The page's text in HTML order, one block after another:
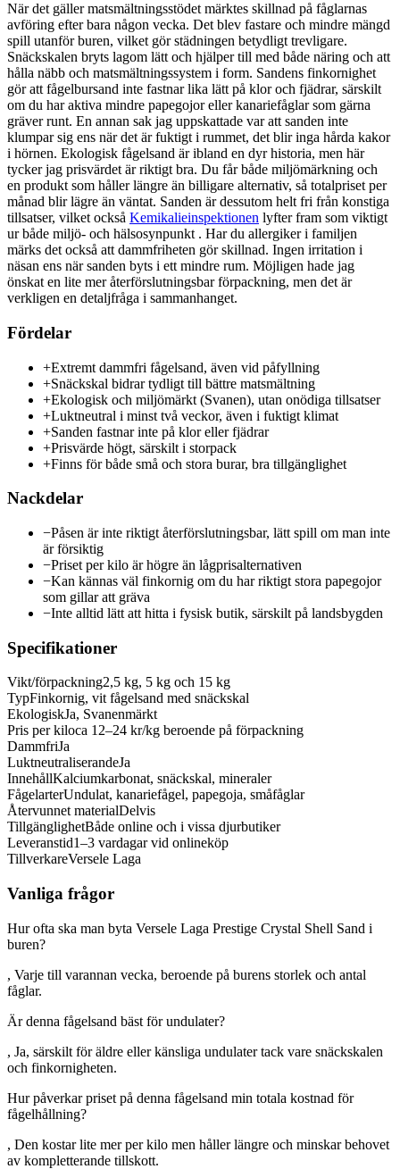
När det gäller matsmältningsstödet märktes skillnad på fåglarnas
avföring efter bara någon vecka. Det blev fastare och mindre mängd
spill utanför buren, vilket gör städningen betydligt trevligare.
Snäckskalen bryts lagom lätt och hjälper till med både näring och att
hålla näbb och matsmältningssystem i form. Sandens finkornighet
gör att fågelbursand inte fastnar lika lätt på klor och fjädrar, särskilt
om du har aktiva mindre papegojor eller kanariefåglar som gärna
gräver runt. En annan sak jag uppskattade var att sanden inte
klumpar sig ens när det är fuktigt i rummet, det blir inga hårda kakor
i hörnen. Ekologisk fågelsand är ibland en dyr historia, men här
tycker jag prisvärdet är riktigt bra. Du får både miljömärkning och
en produkt som håller längre än billigare alternativ, så totalpriset per
månad blir lägre än väntat. Sanden är dessutom helt fri från konstiga
tillsatser, vilket också Kemikalieinspektionen lyfter fram som viktigt
ur både miljö- och hälsosynpunkt . Har du allergiker i familjen
märks det också att dammfriheten gör skillnad. Ingen irritation i
näsan ens när sanden byts i ett mindre rum. Möjligen hade jag
önskat en lite mer återförslutningsbar förpackning, men det är
verkligen en detaljfråga i sammanhanget.
Fördelar
+Extremt dammfri fågelsand, även vid påfyllning
+Snäckskal bidrar tydligt till bättre matsmältning
+Ekologisk och miljömärkt (Svanen), utan onödiga tillsatser
+Luktneutral i minst två veckor, även i fuktigt klimat
+Sanden fastnar inte på klor eller fjädrar
+Prisvärde högt, särskilt i storpack
+Finns för både små och stora burar, bra tillgänglighet
Nackdelar
−Påsen är inte riktigt återförslutningsbar, lätt spill om man inte
är försiktig
−Priset per kilo är högre än lågprisalternativen
−Kan kännas väl finkornig om du har riktigt stora papegojor
som gillar att gräva
−Inte alltid lätt att hitta i fysisk butik, särskilt på landsbygden
Specifikationer
Vikt/förpackning2,5 kg, 5 kg och 15 kg
TypFinkornig, vit fågelsand med snäckskal
EkologiskJa, Svanenmärkt
Pris per kiloca 12–24 kr/kg beroende på förpackning
DammfriJa
LuktneutraliserandeJa
InnehållKalciumkarbonat, snäckskal, mineraler
FågelarterUndulat, kanariefågel, papegoja, småfåglar
Återvunnet materialDelvis
TillgänglighetBåde online och i vissa djurbutiker
Leveranstid1–3 vardagar vid onlineköp
TillverkareVersele Laga
Vanliga frågor
Hur ofta ska man byta Versele Laga Prestige Crystal Shell Sand i
buren?
, Varje till varannan vecka, beroende på burens storlek och antal
fåglar.
Är denna fågelsand bäst för undulater?
, Ja, särskilt för äldre eller känsliga undulater tack vare snäckskalen
och finkornigheten.
Hur påverkar priset på denna fågelsand min totala kostnad för
fågelhållning?
, Den kostar lite mer per kilo men håller längre och minskar behovet
av kompletterande tillskott.